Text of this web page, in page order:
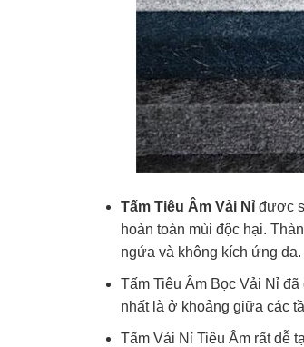
Tấm Tiêu Âm Vải Nỉđược
hoàn toàn mùi độc hại.
ngứa và không kích ứng da.
Tấm Tiêu Âm Bọc Vải Nỉ
nhất là ở khoảng giữa các
Tấm Vải Nỉ Tiêu Âm rất dễ